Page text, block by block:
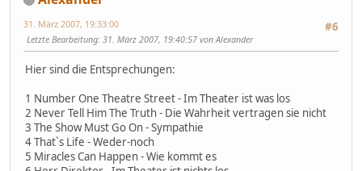
#6
31. März 2007, 19:33:00
Letzte Bearbeitung: 31. März 2007, 19:40:57 von Alexander
Hier sind die Entsprechungen:
1 Number One Theatre Street - Im Theater ist was los
2 Never Tell Him The Truth - Die Wahrheit vertragen sie nicht
3 The Show Must Go On - Sympathie
4 That`s Life - Weder-noch
5 Miracles Can Happen - Wie kommt es